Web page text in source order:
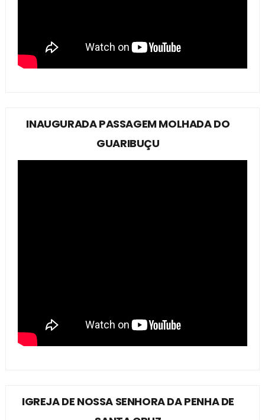
INAUGURADA PASSAGEM MOLHADA DO
GUARIBUÇU
IGREJA DE NOSSA SENHORA DA PENHA DE